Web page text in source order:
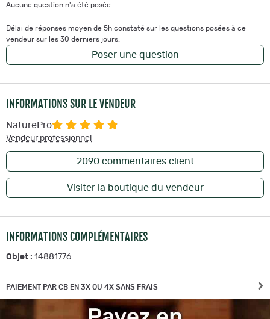
Aucune question n'a été posée
Délai de réponses moyen de 5h constaté sur les questions posées à ce
vendeur sur les 30 derniers jours.
Poser une question
INFORMATIONS SUR LE VENDEUR
NaturePro
Vendeur professionnel
2090commentaires client
Visiter la boutique du vendeur
INFORMATIONS COMPLÉMENTAIRES
Objet : 14881776
PAIEMENT PAR CB EN 3X OU 4X SANS FRAIS